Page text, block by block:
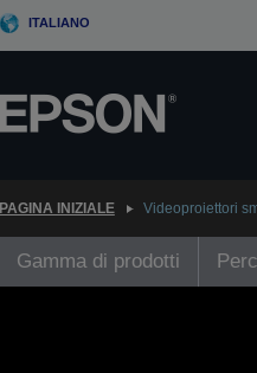
ITALIANO
PAGINA INIZIALE Videoproiettori
Gamma di prodotti